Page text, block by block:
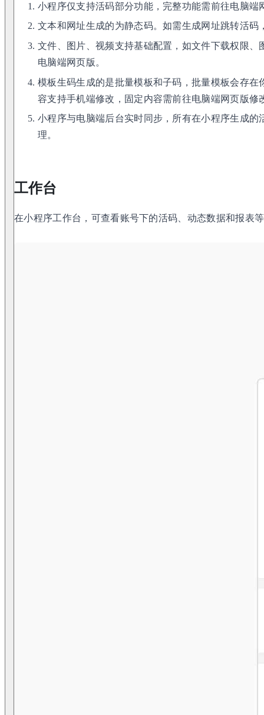
小程序仅支持活码部分功能，完整功能需前往电脑端
文本和网址生成的为静态码。如需生成网址跳转活码
文件、图片、视频支持基础配置，如文件下载权限
电脑端网页版。
模板生码生成的是批量模板和子码，批量模板会存
容支持手机端修改，固定内容需前往电脑端网页版修
小程序与电脑端后台实时同步，所有在小程序生成的
理。
工作台
在小程序工作台，可查看账号下的活码、动态数据和报表